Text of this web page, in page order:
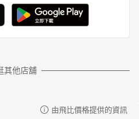
其他店舖
由飛比價格提供的資訊